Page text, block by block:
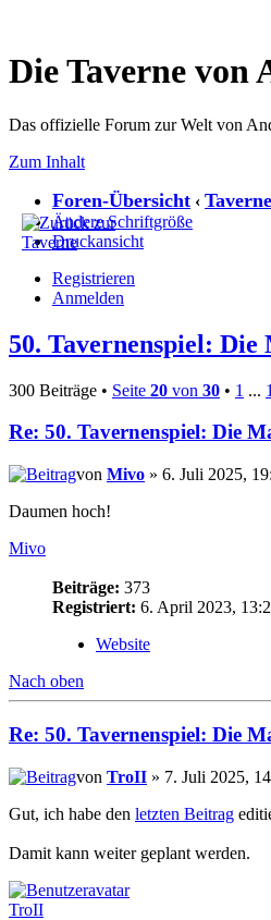
Die Taverne von
Das offizielle Forum zur Welt von
Zum Inhalt
Foren-Übersicht ‹
Ändere Schriftgröße
Druckansicht
Registrieren
Anmelden
50. Tavernenspiel: Die
300 Beiträge • Seite 20 von 30 • 1 ...
Re: 50. Tavernenspiel: Die
von Mivo » 6. Juli 2025,
Daumen hoch!
Mivo
Beiträge: 373
Registriert: 6. April 2023,
Website
Nach oben
Re: 50. Tavernenspiel: Die
von TroII » 7. Juli 2025,
Gut, ich habe den letzten Beitrag
Damit kann weiter geplant werden.
TroII